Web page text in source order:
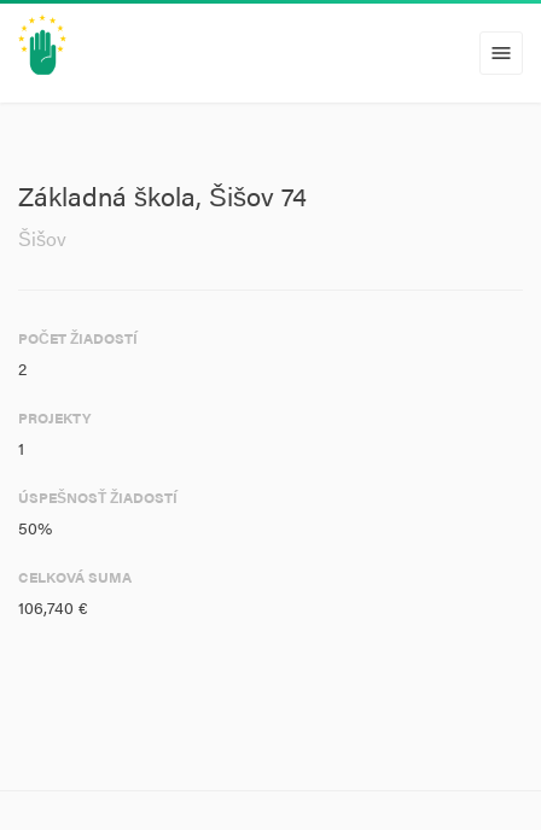
menu
Základná škola, Šišov 74
Šišov
POČET ŽIADOSTÍ
2
PROJEKTY
1
ÚSPEŠNOSŤ ŽIADOSTÍ
50%
CELKOVÁ SUMA
106,740 €